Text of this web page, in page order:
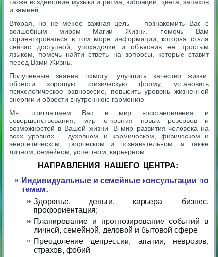
также воздействие музыки и ритма, вибраций, цвета, запахов
и камней.
Вторая, но не менее важная цель — познакомить Вас с
волшебным миром Магии Жизни, помочь Вам
сориентироваться в том море информации, которая стала
сейчас доступной, упорядочив и объяснив ее простым
языком, помочь найти ответы на вопросы, которые ставит
перед Вами Жизнь.
Полученные знания помогут улучшить качество жизни:
обрести хорошую физическую форму, установить
психологическое равновесие, повысить уровень жизненной
энергии и обрести внутреннюю гармонию.
Мы приглашаем Вас в мир восстановления и
совершенствования, мир открытия новых резервов и
возможностей в Вашей жизни. В мир развития человека на
всех уровнях – духовном и кармическом, физическом и
энергетическом, творческом и познавательном, а также
личном, семейном, успешном, карьерном …
НАПРАВЛЕНИЯ НАШЕГО ЦЕНТРА:
Индивидуальные и семейные консультации по
темам:
Здоровье, деньги, карьера, бизнес,
профориентация;
Планирование и прогнозирование событий в
личной, семейной, деловой и бытовой сфере
Преодоление депрессии, апатии, неврозов,
страхов, фобий.